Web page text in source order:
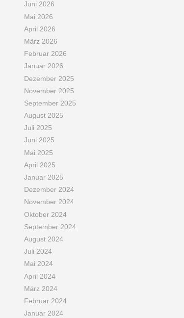
Juni 2026
Mai 2026
April 2026
März 2026
Februar 2026
Januar 2026
Dezember 2025
November 2025
September 2025
August 2025
Juli 2025
Juni 2025
Mai 2025
April 2025
Januar 2025
Dezember 2024
November 2024
Oktober 2024
September 2024
August 2024
Juli 2024
Mai 2024
April 2024
März 2024
Februar 2024
Januar 2024